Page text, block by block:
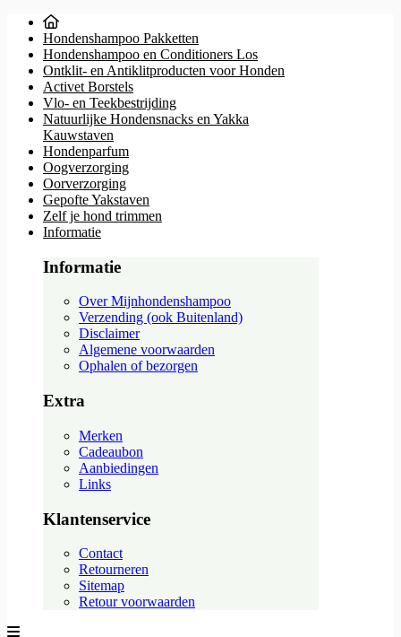
Hondenshampoo Pakketten
Hondenshampoo en Conditioners Los
Ontklit- en Antiklitproducten voor Honden
Activet Borstels
Vlo- en Teekbestrijding
Natuurlijke Hondensnacks en Yakka
Kauwstaven
Hondenparfum
Oogverzorging
Oorverzorging
Gepofte Yakstaven
Zelf je hond trimmen
Informatie
Informatie
Over Mijnhondenshampoo
Verzending (ook Buitenland)
Disclaimer
Algemene voorwaarden
Ophalen of bezorgen
Extra
Merken
Cadeaubon
Aanbiedingen
Links
Klantenservice
Contact
Retourneren
Sitemap
Retour voorwaarden